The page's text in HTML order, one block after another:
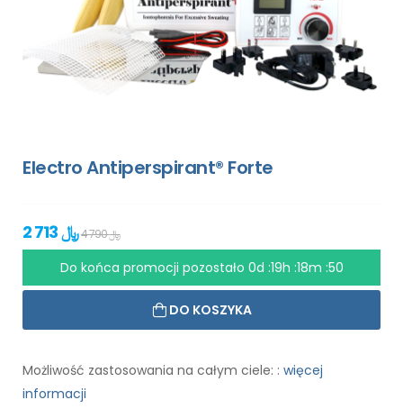
Electro Antiperspirant® Forte
2 713 ﷼ 4 790 ﷼
Do końca promocji pozostało 0d :19h :18m :49
DO KOSZYKA
Możliwość zastosowania na całym ciele: : więcej
informacji